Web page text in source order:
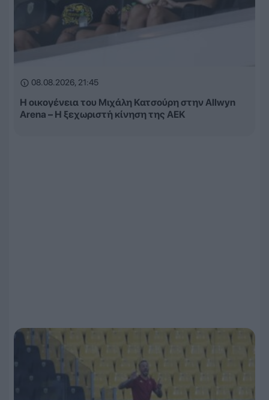
08.08.2026, 21:45
Η οικογένεια του Μιχάλη Κατσούρη στην Allwyn
Arena – Η ξεχωριστή κίνηση της ΑΕΚ